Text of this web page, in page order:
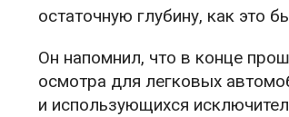
остаточную глубину, как это
Он напомнил, что в конце
осмотра для легковых
и использующихся